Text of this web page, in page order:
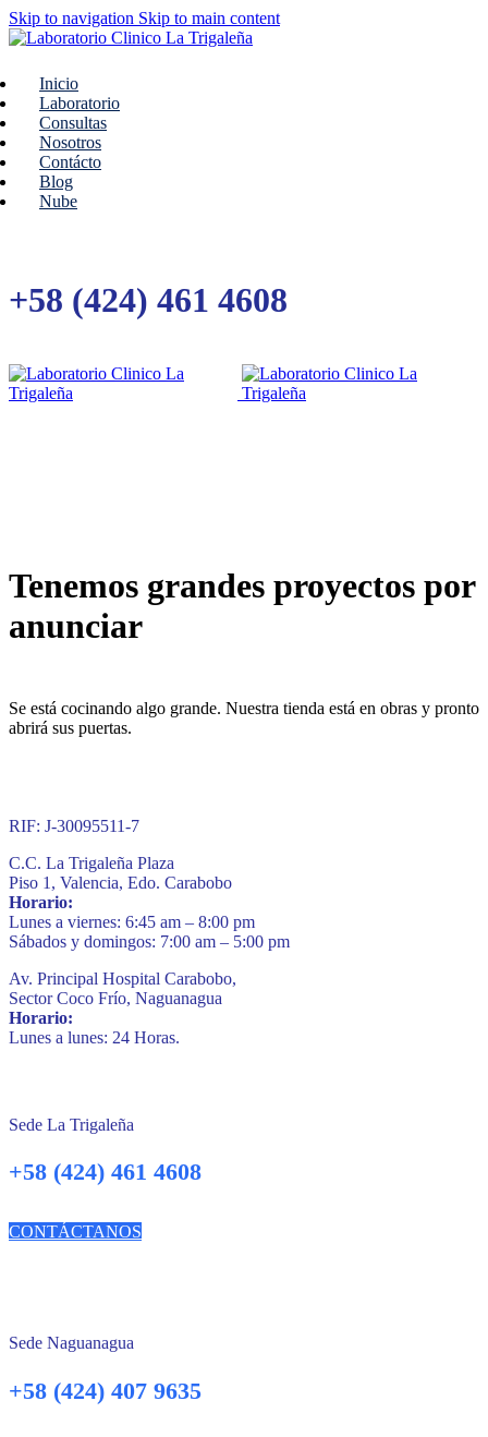
Skip to navigation Skip to main content
Inicio
Laboratorio
Consultas
Nosotros
Contácto
Blog
Nube
+58 (424) 461 4608
Tenemos grandes proyectos por
anunciar
Se está cocinando algo grande. Nuestra tienda está en obras y pronto
abrirá sus puertas.
RIF: J-30095511-7
C.C. La Trigaleña Plaza
Piso 1, Valencia, Edo. Carabobo
Horario:
Lunes a viernes: 6:45 am – 8:00 pm
Sábados y domingos: 7:00 am – 5:00 pm
Av. Principal Hospital Carabobo,
Sector Coco Frío, Naguanagua
Horario:
Lunes a lunes: 24 Horas.
Sede La Trigaleña
+58 (424) 461 4608
CONTÁCTANOS
Sede Naguanagua
+58 (424) 407 9635